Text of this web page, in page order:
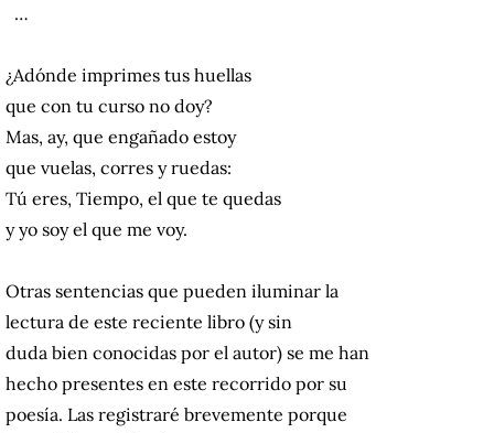
…
¿Adónde imprimes tus huellas
que con tu curso no doy?
Mas, ay, que engañado estoy
que vuelas, corres y ruedas:
Tú eres, Tiempo, el que te quedas
y yo soy el que me voy.
Otras sentencias que pueden iluminar la
lectura de este reciente libro (y sin
duda bien conocidas por el autor) se me han
hecho presentes en este recorrido por su
poesía. Las registraré brevemente porque